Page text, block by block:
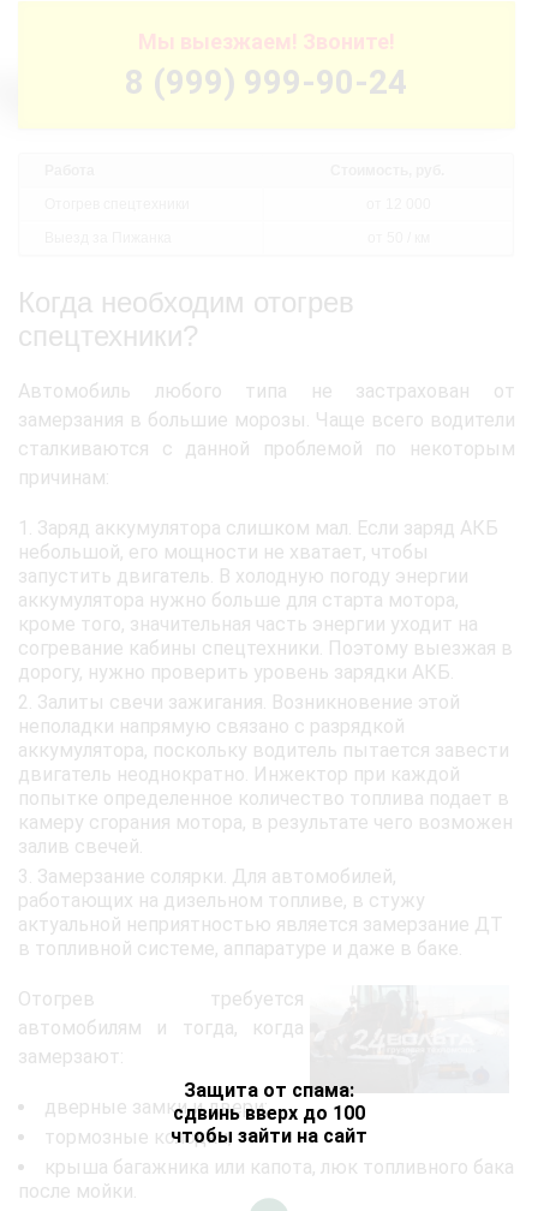
Защита от спама:
сдвинь вверх до 100
чтобы зайти на сайт
Мы выезжаем! Звоните!
8 (999) 999-90-24
Когда необходим отогрев
спецтехники?
Автомобиль любого типа не застрахован от
замерзания в большие морозы. Чаще всего водители
сталкиваются с данной проблемой по некоторым
причинам:
Заряд аккумулятора слишком мал. Если заряд АКБ
небольшой, его мощности не хватает, чтобы
запустить двигатель. В холодную погоду энергии
аккумулятора нужно больше для старта мотора,
кроме того, значительная часть энергии уходит на
согревание кабины спецтехники. Поэтому выезжая в
дорогу, нужно проверить уровень зарядки АКБ.
Залиты свечи зажигания. Возникновение этой
неполадки напрямую связано с разрядкой
аккумулятора, поскольку водитель пытается завести
двигатель неоднократно. Инжектор при каждой
попытке определенное количество топлива подает в
камеру сгорания мотора, в результате чего возможен
залив свечей.
Замерзание солярки. Для автомобилей,
работающих на дизельном топливе, в стужу
актуальной неприятностью является замерзание ДТ
в топливной системе, аппаратуре и даже в баке.
Отогрев требуется
автомобилям и тогда, когда
замерзают:
дверные замки и двери;
тормозные колодки;
крыша багажника или капота, люк топливного бака
после мойки.